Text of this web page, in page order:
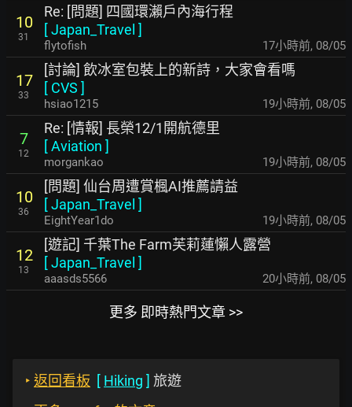
10
31
Re: [問題] 四國環瀨戶內海行程
[Japan_Travel ]
flytofish 17小時前, 08/05
17
33
[討論] 飲冰室包裝上的新詩，大家會看嗎
[ CVS ]
hsiao1215 19小時前, 08/05
7
12
Re: [情報] 長榮12/1開航德里
[Aviation ]
morgankao 19小時前, 08/05
10
36
[問題] 仙台周遭賞楓AI推薦請益
[Japan_Travel ]
EightYear1do 19小時前, 08/05
12
13
[遊記] 千葉The Farm芙莉蓮懶人露營
[Japan_Travel ]
aaasds5566 20小時前, 08/05
更多 即時熱門文章 >>
‣ 返回看板 [ Hiking ] 旅遊